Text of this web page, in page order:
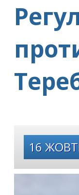
16